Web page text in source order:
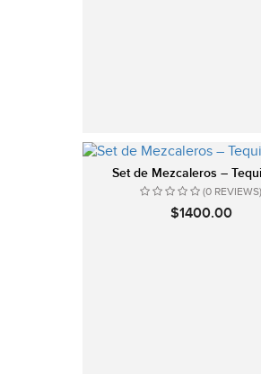
Set de Mezcaleros –
(0 REVIEWS)
$1400.00